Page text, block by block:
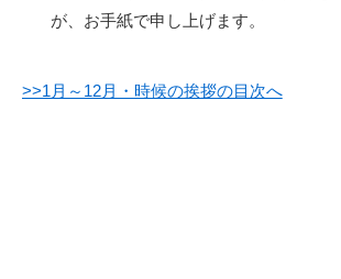
が、お手紙で申し上げます。
>>1月～12月・時候の挨拶の目次へ